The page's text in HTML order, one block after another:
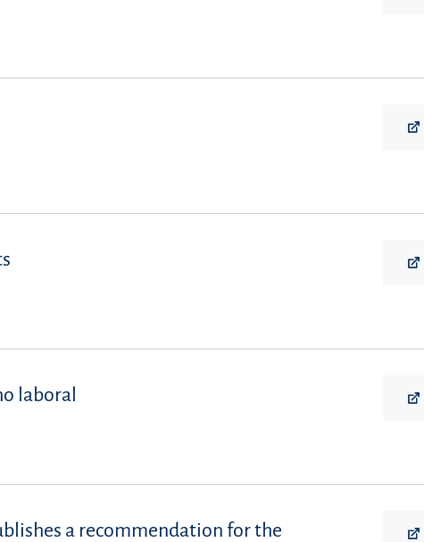
laboral
a recommendation for the